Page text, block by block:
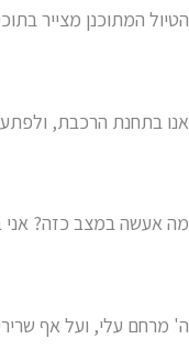
הטיול המתוכנן מצייר
אנו בתחנת הרכבת,
מה אעשה במצב כזה? אני
ה' מרחם עלי, ועל אף